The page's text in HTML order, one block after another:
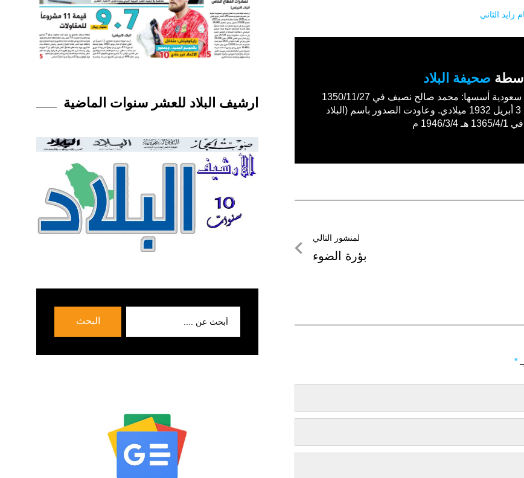
زايد الثاني
صحيفة البلاد
أول جريدة سعودية أسسها: محمد صالح نصيف في 1350/11/27
هـ الموافق 3 أبريل 1932 ميلادي. وعاودت الصدور باسم (البلاد
3/4 م
لمنشور التالي
لمنشور
بؤرة الضوء
*
ارشيف البلاد للعشر سنوات الماضية
البحث